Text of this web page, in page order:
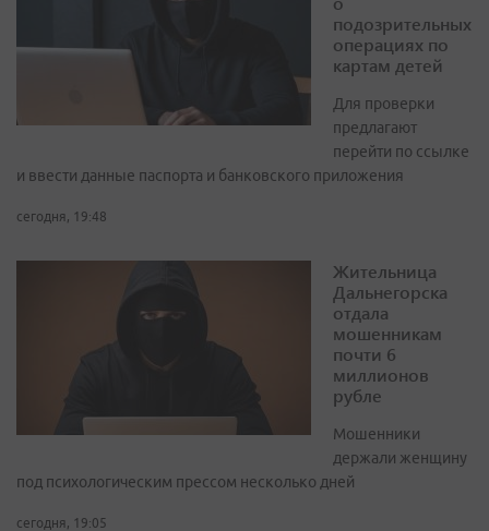
подозрительных
операциях по
картам детей
Для проверки
предлагают
перейти по ссылке
и ввести данные паспорта и банковского приложения
сегодня, 19:48
Жительница
Дальнегорска
отдала
мошенникам
почти 6
миллионов
рубле
Мошенники
держали женщину
под психологическим прессом несколько дней
сегодня, 19:05